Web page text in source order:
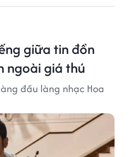
giữa tin đồn
ngoài giá thú
đầu làng nhạc Hoa